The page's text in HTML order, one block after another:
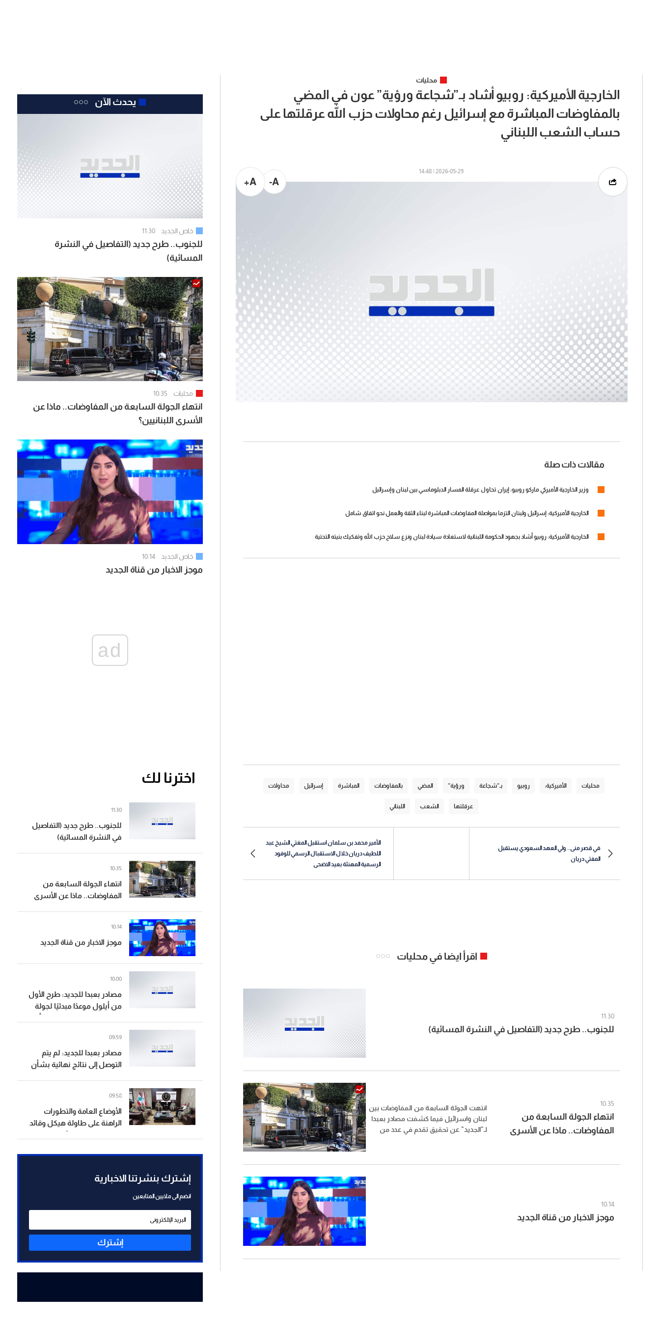
محليات
الخارجية الأميركية: روبيو أشاد بـ”شجاعة ورؤية” عون في المضي
بالمفاوضات المباشرة مع إسرائيل رغم محاولات حزب الله عرقلتها على
حساب الشعب اللبناني
2026-05-29 | 14:48
A-
A+
مقالات ذات صلة
وزير الخارجية الأميركي ماركو روبيو: إيران تحاول عرقلة المسار الدبلوماسي بين لبنان وإسرائيل
الخارجية الأميركية: إسرائيل ولبنان التزما بمواصلة المفاوضات المباشرة لبناء الثقة والعمل نحو اتفاق شامل
الخارجية الأميركية: روبيو أشاد بجهود الحكومة اللبنانية لاستعادة سيادة لبنان ونزع سلاح حزب الله وتفكيك بنيته التحتية
محليات الأميركية: روبيو بـ”شجاعة ورؤية” المضي بالمفاوضات المباشرة إسرائيل محاولات
عرقلتها الشعب اللبناني
في قصر منى.. ولي العهد السعودي يستقبل
المفتي دريان
الأمير محمد بن سلمان استقبل المغتي الشيخ عبد
اللطيف دريان خلال الاستقبال الرسمي للوفود
الرسمية المهنئة بعيد الاضحى
اقرأ ايضا في محليات
11:30
للجنوب.. طرح جديد (التفاصيل في النشرة المسائية)
10:35
انتهاء الجولة السابعة من
المفاوضات.. ماذا عن الأسرى
انتهت الجولة السابعة من المفاوضات بين
لبنان واسرائيل فيما كشفت مصادر بعبدا
لـ"الجديد" عن تحقيق تقدم في عدد من
10:14
موجز الاخبار من قناة الجديد
يحدث الآن
خاص الجديد 11:30
للجنوب.. طرح جديد (التفاصيل في النشرة
المسائية)
محليات 10:35
انتهاء الجولة السابعة من المفاوضات.. ماذا عن
الأسرى اللبنانيين؟
خاص الجديد 10:14
موجز الاخبار من قناة الجديد
ad
اخترنا لك
للجنوب.. طرح جديد (التفاصيل
في النشرة المسائية)
11:30
انتهاء الجولة السابعة من
المفاوضات.. ماذا عن الأسرى
10:35
موجز الاخبار من قناة الجديد
10:14
مصادر بعبدا للجديد: طرح الأول
من أيلول موعدًا مبدئيًا لجولة
المنفصلة مع الطرفين حتى
تحديد الموعد النهائي
10:00
مصادر بعبدا للجديد: لم يتم
التوصل إلى نتائج نهائية بشأن
وإصرار إسرائيل على التحقق في
المنطقتين الأوليين أولًا
09:59
الأوضاع العامة والتطورات
الراهنة على طاولة هيكل وقائد
09:58
إشترك بنشرتنا الاخبارية
انضم الى ملايين المتابعين
إشترك